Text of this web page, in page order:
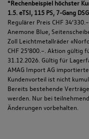
*Rechenbeispiel höchster
1.5. eTSI, 115 PS, 7-Gang
Regulärer Preis CHF
Anemone Blue,
Zoll Leichtmetallräder
CHF 25’800.–. Aktion gültig
31.12.2026. Gültig für
AMAG Import AG
Kundenvorteil ist nicht
Bereits bestehende
werden. Nur bei
Änderungen vorbehalten.